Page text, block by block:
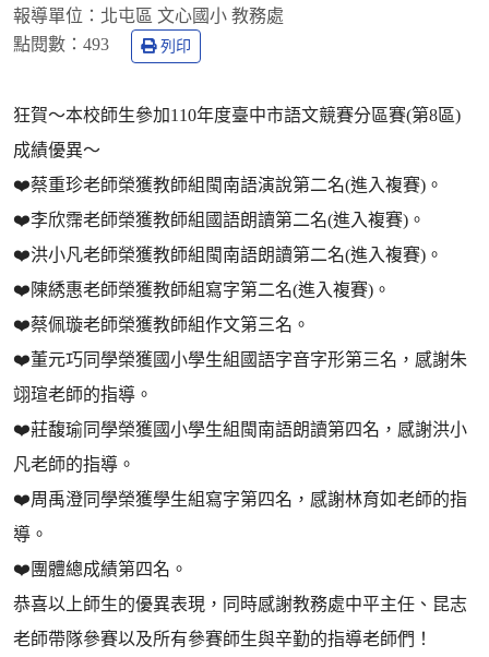
報導單位： 北屯區 文心國小 教務處
點閱數： 493 列印
狂賀～本校師生參加110年度臺中市語文競賽分區賽(第8區)
成績優異～
❤️蔡重珍老師榮獲教師組閩南語演說第二名(進入複賽)。
❤️李欣霈老師榮獲教師組國語朗讀第二名(進入複賽)。
❤️洪小凡老師榮獲教師組閩南語朗讀第二名(進入複賽)。
❤️陳綉惠老師榮獲教師組寫字第二名(進入複賽)。
❤️蔡佩璇老師榮獲教師組作文第三名。
❤️董元巧同學榮獲國小學生組國語字音字形第三名，感謝朱
翊瑄老師的指導。
❤️莊馥瑜同學榮獲國小學生組閩南語朗讀第四名，感謝洪小
凡老師的指導。
❤️周禹澄同學榮獲學生組寫字第四名，感謝林育如老師的指
導。
❤️團體總成績第四名。
恭喜以上師生的優異表現，同時感謝教務處中平主任、昆志
老師帶隊參賽以及所有參賽師生與辛勤的指導老師們！